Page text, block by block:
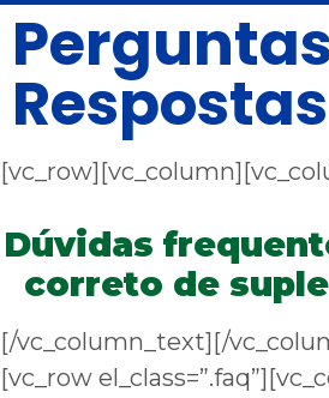
Respostas
Dúvidas
correto de
[/vc_column_text][/
[vc_row